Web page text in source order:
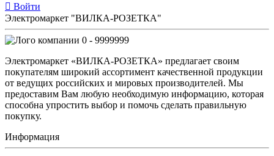
Войти
Электромаркет "ВИЛКА-РОЗЕТКА"
0 - 9999999
Электромаркет «ВИЛКА-РОЗЕТКА» предлагает своим
покупателям широкий ассортимент качественной продукции
от ведущих российских и мировых производителей. Мы
предоставим Вам любую необходимую информацию, которая
способна упростить выбор и помочь сделать правильную
покупку.
Информация